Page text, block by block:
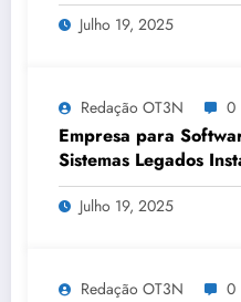
Julho 19, 2025
Redação OT3N 0
Empresa para
Sistemas Legados
Horizonte | OT3N
Julho 19, 2025
Redação OT3N 0